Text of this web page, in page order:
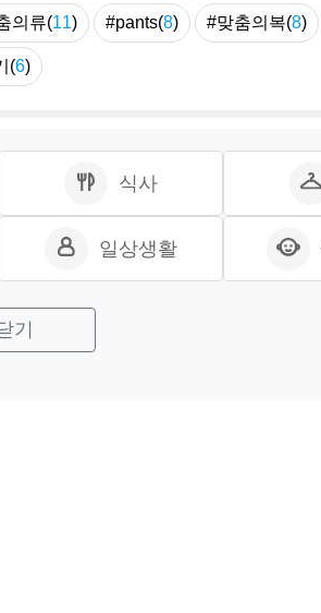
의류(11) #pants(8) #맞춤의복(8)
(6)
식사
일상생활
기